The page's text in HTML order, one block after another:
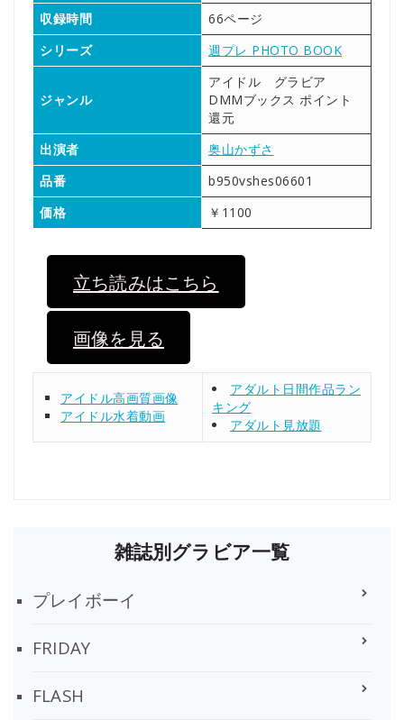
収録時間
66ページ
シリーズ
週プレ PHOTO BOOK
ジャンル
アイドル グラビア
DMMブックス ポイント
還元
出演者
奥山かずさ
品番
b950vshes06601
価格
￥1100
立ち読みはこちら
画像を見る
アイドル高画質画像
アイドル水着動画
アダルト日間作品ラン
キング
アダルト見放題
雑誌別グラビア一覧
プレイボーイ
FRIDAY
FLASH